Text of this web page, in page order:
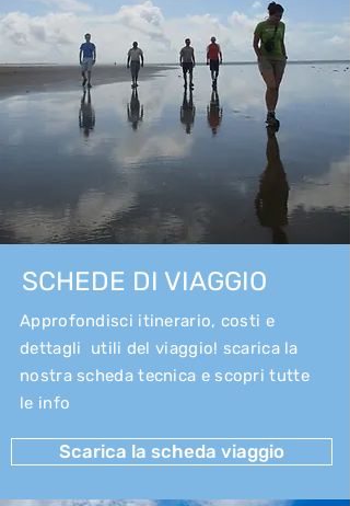
SCHEDE DI VIAGGIO
Approfondisci itinerario, costi e
dettagli utili del viaggio! scarica la
nostra scheda tecnica e scopri tutte
le info
Scarica la scheda viaggio